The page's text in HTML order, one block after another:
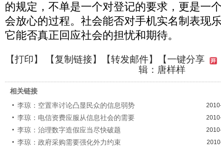
的规定，不单是一个对登记的要求，更是一
会放心的过程。社会能否对手机实名制表现
它能否真正回应社会的担忧和期待。
【打印】 【复制链接】【转发邮件】
【一键分享
辑：唐样样
相关链接
李琼：空置率讨论凸显民众的信息弱势
李琼：电信资费应服从信息社会的需要
李琼：治理数字造假应当尽快破题
李琼：政府采购需要强化外力约束